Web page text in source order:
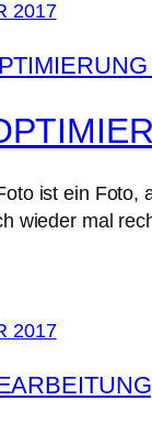
2017
ist ein Foto,
wieder mal
2017